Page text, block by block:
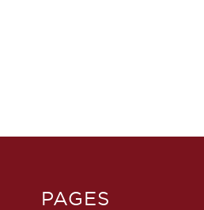
PAGES